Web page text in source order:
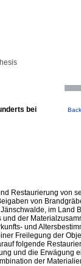
bei
Back
Restaurierung von
von
im Land
der
und
Freilegung der
folgende
und die Erwägung
der